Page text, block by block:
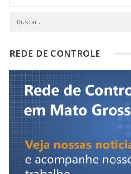
REDE DE CONTROLE